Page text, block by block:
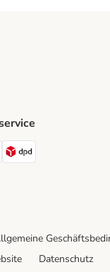
DHL Shipping Method
Datenschutz